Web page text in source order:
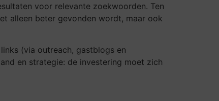
voor relevante zoekwoorden. Ten
alleen beter gevonden wordt, maar ook
(via outreach, gastblogs en
en strategie: de investering moet zich